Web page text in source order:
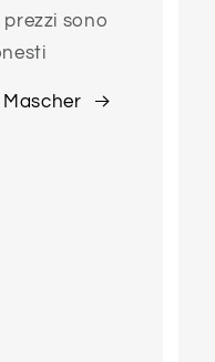
prezzi sono